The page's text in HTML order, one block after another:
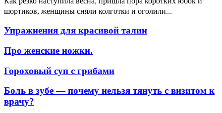
шортиков, женщины сняли колготки и оголили...
Упражнения для красивой талии
Про женские ножки.
Гороховый суп с грибами
Боль в зубе — почему нельзя тянуть с визитом к
врачу?